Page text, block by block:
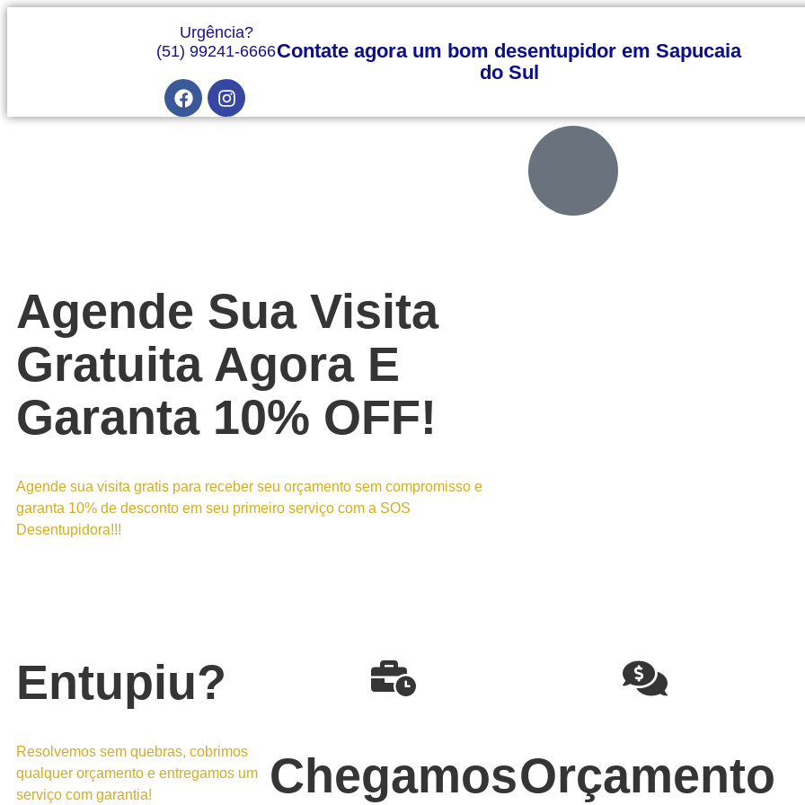
Urgência?
(51) 99241-6666Contate agora um bom desentupidor em Sapucaia
do Sul
Agende Sua Visita
Gratuita Agora E
Garanta 10% OFF!
Agende sua visita gratis para receber seu orçamento sem compromisso e
garanta 10% de desconto em seu primeiro serviço com a SOS
Desentupidora!!!
Entupiu?
Resolvemos sem quebras, cobrimos
qualquer orçamento e entregamos um
serviço com garantia!
ChegamosOrçamento